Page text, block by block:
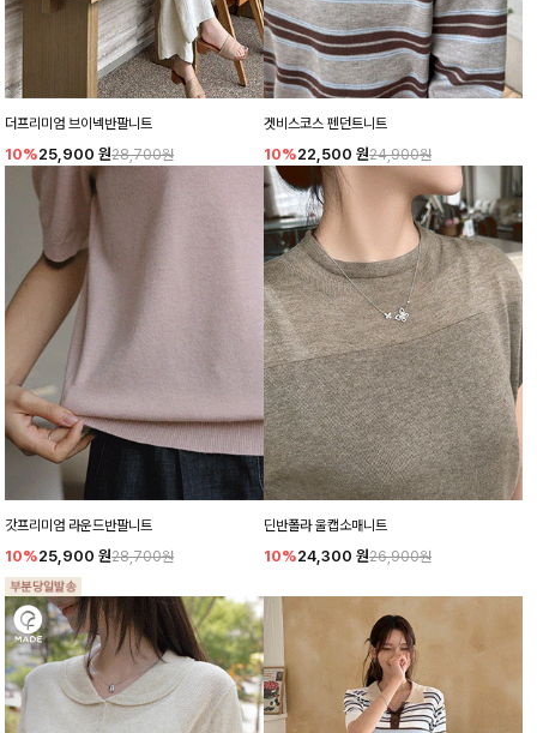
더프리미엄 브이넥반팔니트
10%25,900 원28,700원
겟비스코스 펜던트니트
10%22,500 원24,900원
갓프리미엄 라운드반팔니트
10%25,900 원28,700원
딘반폴라 울캡소매니트
10%24,300 원26,900원